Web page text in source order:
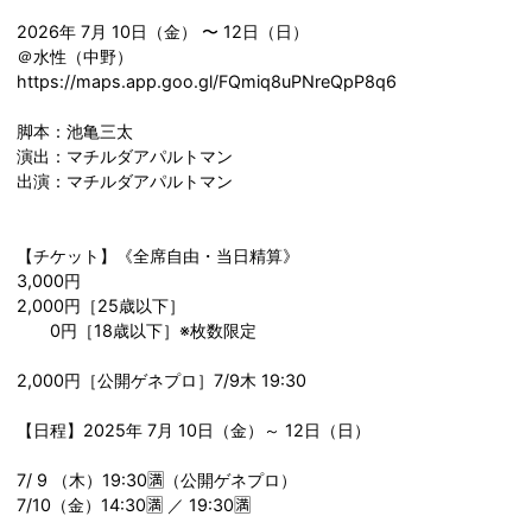
2026年 7月 10日（金） 〜 12日（日）
＠水性（中野）
https://maps.app.goo.gl/FQmiq8uPNreQpP8q6
脚本：池亀三太
演出：マチルダアパルトマン
出演：マチルダアパルトマン
【チケット】《全席自由・当日精算》
3,000円
2,000円［25歳以下］
0円［18歳以下］※枚数限定
2,000円［公開ゲネプロ］7/9木 19:30
【日程】2025年 7月 10日（金）～ 12日（日）
7/ 9 （木）19:30🈵（公開ゲネプロ）
7/10（金）14:30🈵 ／ 19:30🈵